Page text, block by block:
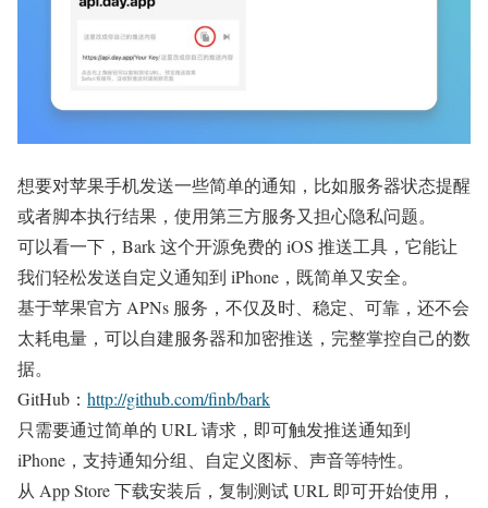
想要对苹果手机发送一些简单的通知，比如服务器状态提醒
或者脚本执行结果，使用第三方服务又担心隐私问题。
可以看一下，Bark 这个开源免费的 iOS 推送工具，它能让
我们轻松发送自定义通知到 iPhone，既简单又安全。
基于苹果官方 APNs 服务，不仅及时、稳定、可靠，还不会
太耗电量，可以自建服务器和加密推送，完整掌控自己的数
据。
GitHub： http://github.com/finb/bark
只需要通过简单的 URL 请求，即可触发推送通知到
iPhone，支持通知分组、自定义图标、声音等特性。
从 App Store 下载安装后，复制测试 URL 即可开始使用，